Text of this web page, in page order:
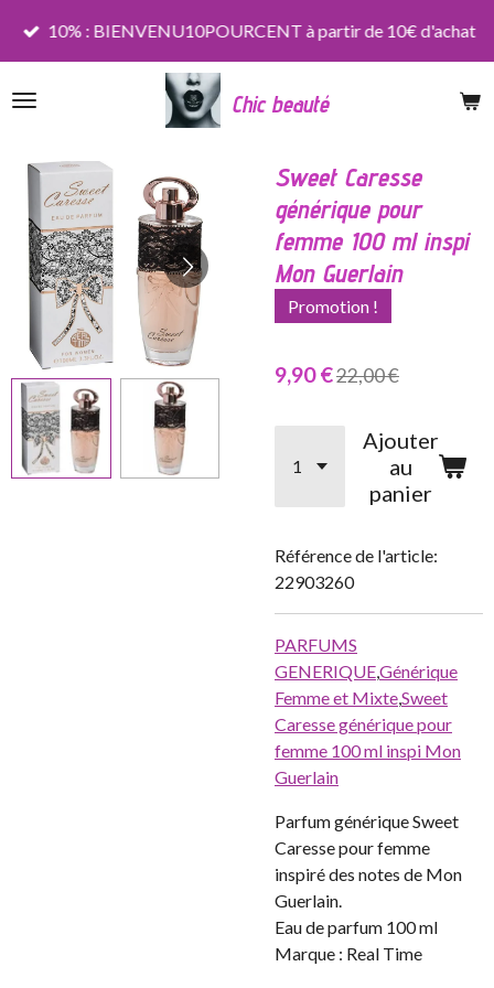
Passer
principal
Chic beauté
10% : BIENVENU10POURCENT à partir de 10€ d'achat
Sweet Caresse
générique pour
femme 100 ml inspi
Mon Guerlain
Promotion !
9,90 €22,00 €
Ajouter
au
panier
Référence de l'article:
22903260
PARFUMS
GENERIQUE,Générique
Femme et Mixte,Sweet
Caresse générique pour
femme 100 ml inspi Mon
Guerlain
Parfum générique Sweet
Caresse pour femme
inspiré des notes de Mon
Guerlain.
Eau de parfum 100 ml
Marque : Real Time